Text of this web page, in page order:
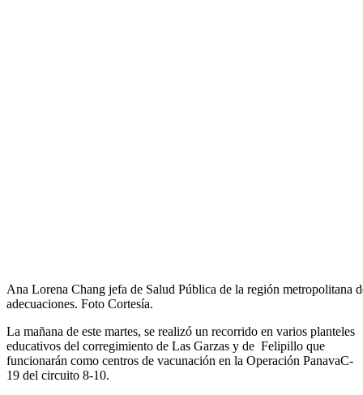
Ana Lorena Chang jefa de Salud Pública de la región metropolitana
adecuaciones. Foto Cortesía.
La mañana de este martes, se realizó un recorrido en varios planteles
educativos del corregimiento de Las Garzas y de Felipillo que
funcionarán como centros de vacunación en la Operación PanavaC-
19 del circuito 8-10.